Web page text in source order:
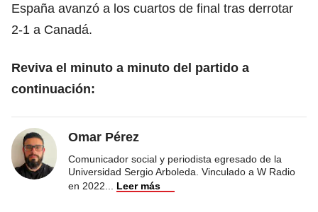
España avanzó a los cuartos de final tras derrotar
2-1 a Canadá.
Reviva el minuto a minuto del partido a
continuación:
Omar Pérez
Comunicador social y periodista egresado de la
Universidad Sergio Arboleda. Vinculado a W Radio
en 2022
Leer más